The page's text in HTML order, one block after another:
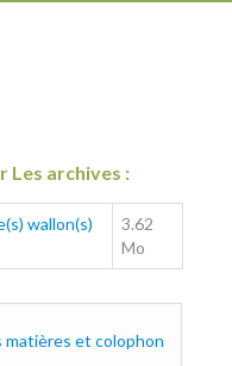
Les archives :
wallon(s)
3.62
Mo
matières et colophon